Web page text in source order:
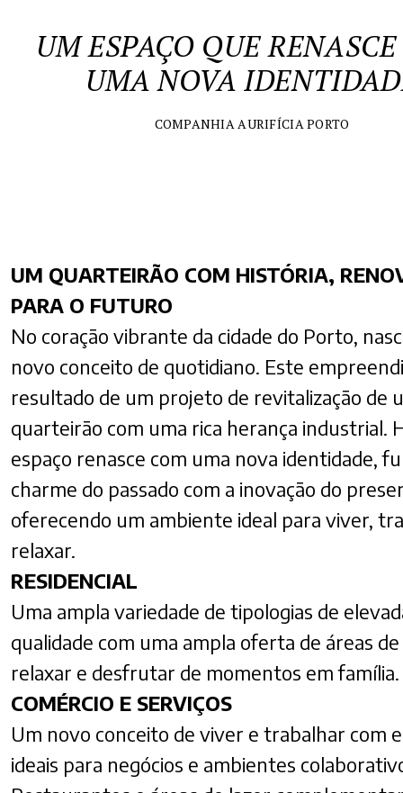
UM ESPAÇO QUE
UMA NOVA
COMPANHIA AURIFÍCIA PORTO
UM QUARTEIRÃO COM HISTÓRIA,
PARA O FUTURO
No coração vibrante da cidade do Porto,
novo conceito de quotidiano. Este
resultado de um projeto de revitalização de
quarteirão com uma rica herança industrial.
espaço renasce com uma nova identidade,
charme do passado com a inovação do
oferecendo um ambiente ideal para viver,
relaxar.
RESIDENCIAL
Uma ampla variedade de tipologias de
qualidade com uma ampla oferta de áreas
relaxar e desfrutar de momentos em família.
COMÉRCIO E SERVIÇOS
Um novo conceito de viver e trabalhar com
ideais para negócios e ambientes